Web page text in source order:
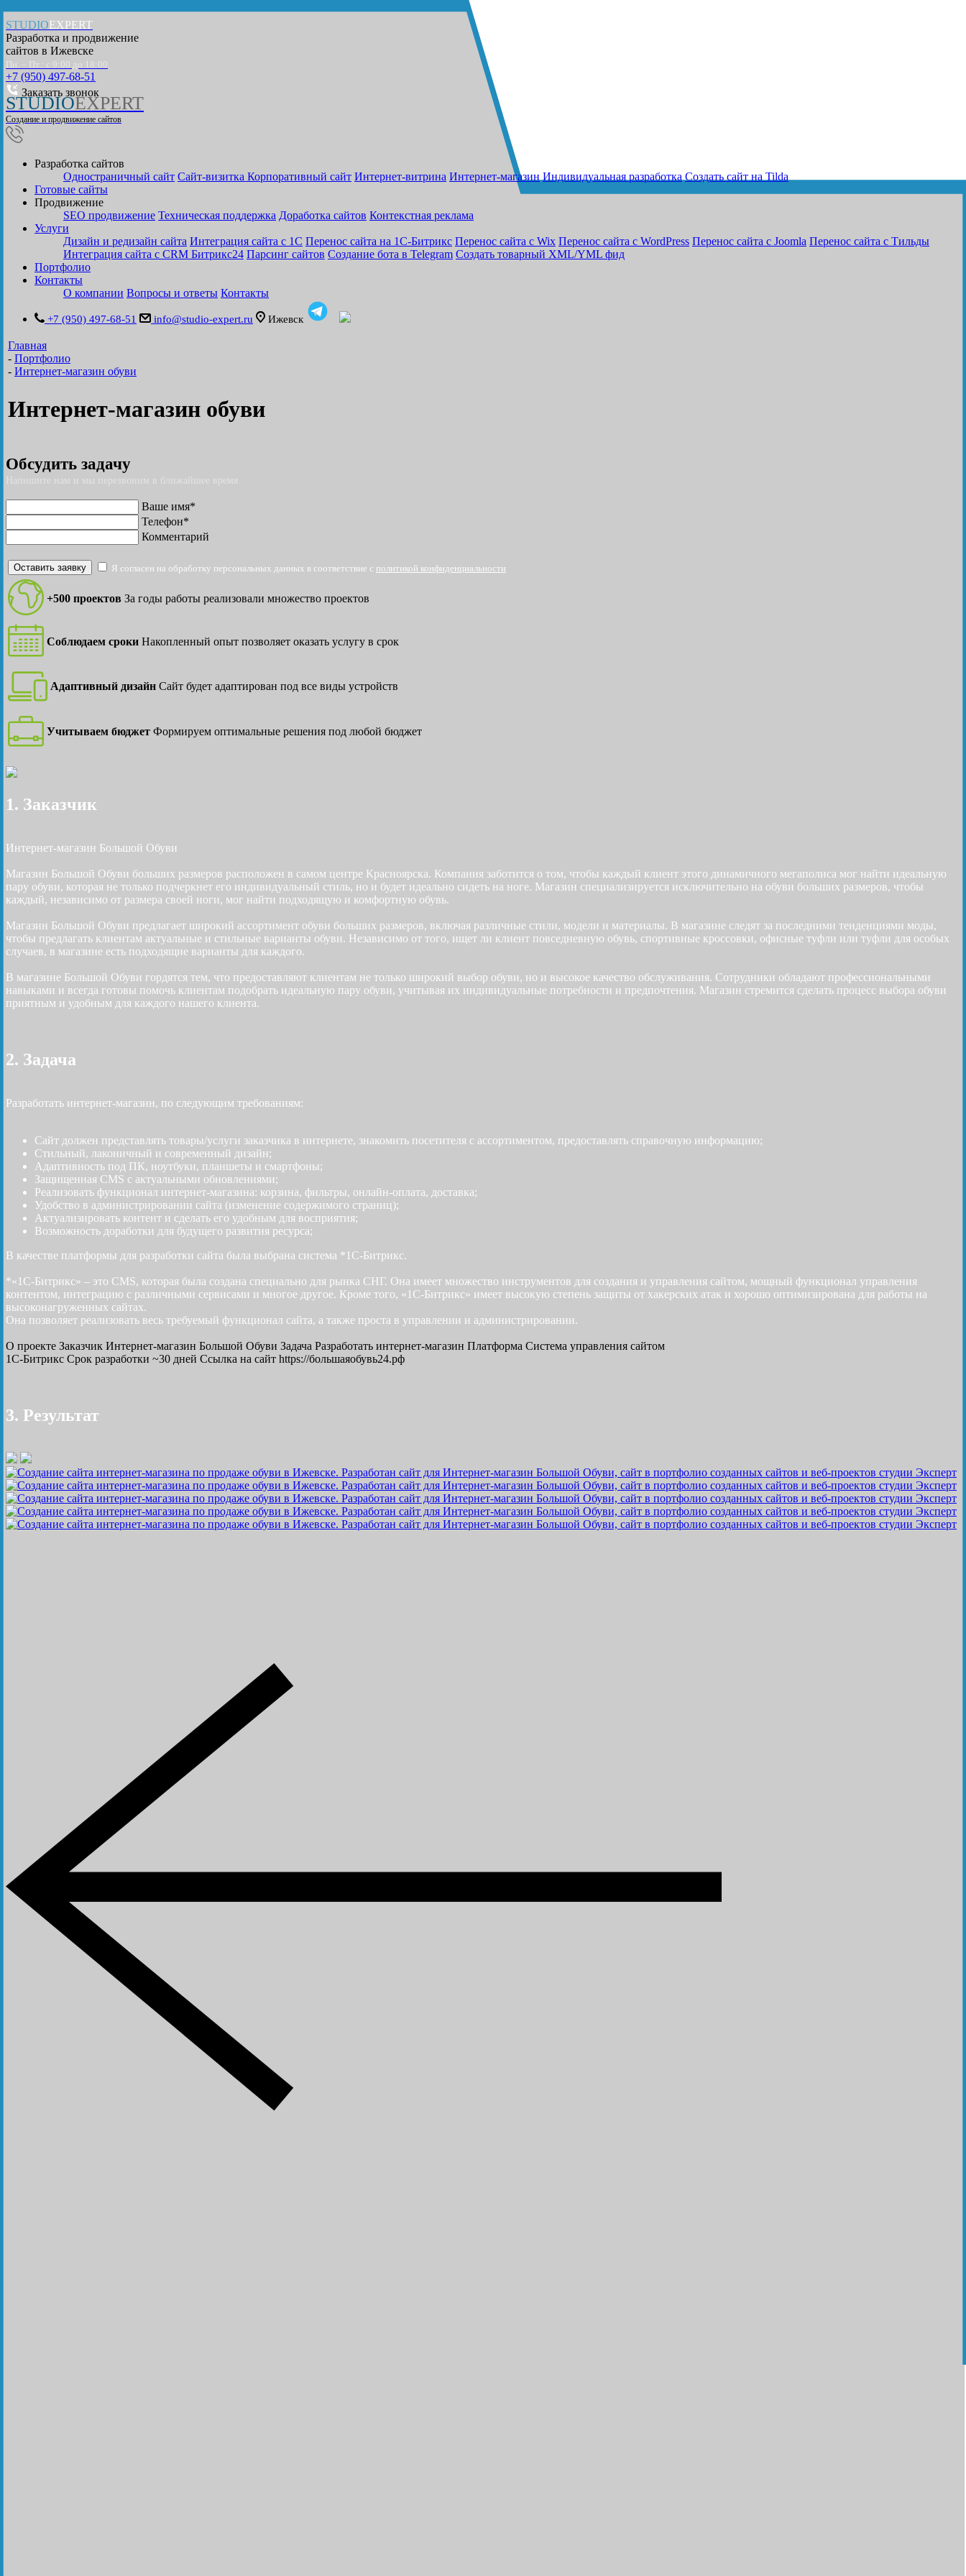
STUDIOEXPERT
Разработка и продвижение
сайтов в Ижевске
Пн. – Пт.: с 9:00 до 18:00
+7 (950) 497-68-51
Заказать звонок
STUDIOEXPERT
Создание и продвижение сайтов
Разработка сайтов
Одностраничный сайт Cайт-визитка Корпоративный сайт Интернет-витрина Интернет-магазин Индивидуальная разработка Создать сайт на Tilda
Готовые сайты
Продвижение
SEO продвижение Техническая поддержка Доработка сайтов Контекстная реклама
Услуги
Дизайн и редизайн сайта Интеграция сайта с 1С Перенос сайта на 1С-Битрикс Перенос сайта с Wix Перенос сайта с WordPress Перенос сайта с Joomla Перенос сайта с Тильды
Интеграция сайта с CRM Битрикс24 Парсинг сайтов Создание бота в Telegram Создать товарный XML/YML фид
Портфолио
Контакты
О компании Вопросы и ответы Контакты
+7 (950) 497-68-51 info@studio-expert.ru Ижевск
Главная
- Портфолио
- Интернет-магазин обуви
Интернет-магазин обуви
Обсудить задачу
Напишите нам и мы перезвоним в ближайшее время
Ваше имя*
Телефон*
Комментарий
Оставить заявку Я согласен на обработку персональных данных в соответствие с политикой конфиденциальности
+500 проектов За годы работы реализовали множество проектов
Соблюдаем сроки Накопленный опыт позволяет оказать услугу в срок
Адаптивный дизайн Сайт будет адаптирован под все виды устройств
Учитываем бюджет Формируем оптимальные решения под любой бюджет
1. Заказчик
Интернет-магазин Большой Обуви
Магазин Большой Обуви больших размеров расположен в самом центре Красноярска. Компания заботится о том, чтобы каждый клиент этого динамичного мегаполиса мог найти идеальную
пару обуви, которая не только подчеркнет его индивидуальный стиль, но и будет идеально сидеть на ноге. Магазин специализируется исключительно на обуви больших размеров, чтобы
каждый, независимо от размера своей ноги, мог найти подходящую и комфортную обувь.
Магазин Большой Обуви предлагает широкий ассортимент обуви больших размеров, включая различные стили, модели и материалы. В магазине следят за последними тенденциями моды,
чтобы предлагать клиентам актуальные и стильные варианты обуви. Независимо от того, ищет ли клиент повседневную обувь, спортивные кроссовки, офисные туфли или туфли для особых
случаев, в магазине есть подходящие варианты для каждого.
В магазине Большой Обуви гордятся тем, что предоставляют клиентам не только широкий выбор обуви, но и высокое качество обслуживания. Сотрудники обладают профессиональными
навыками и всегда готовы помочь клиентам подобрать идеальную пару обуви, учитывая их индивидуальные потребности и предпочтения. Магазин стремится сделать процесс выбора обуви
приятным и удобным для каждого нашего клиента.
2. Задача
Разработать интернет-магазин, по следующим требованиям:
Сайт должен представлять товары/услуги заказчика в интернете, знакомить посетителя с ассортиментом, предоставлять справочную информацию;
Стильный, лаконичный и современный дизайн;
Адаптивность под ПК, ноутбуки, планшеты и смартфоны;
Защищенная CMS с актуальными обновлениями;
Реализовать функционал интернет-магазина: корзина, фильтры, онлайн-оплата, доставка;
Удобство в администрировании сайта (изменение содержимого страниц);
Актуализировать контент и сделать его удобным для восприятия;
Возможность доработки для будущего развития ресурса;
В качестве платформы для разработки сайта была выбрана система *1С-Битрикс.
*«1С-Битрикс» – это CMS, которая была создана специально для рынка СНГ. Она имеет множество инструментов для создания и управления сайтом, мощный функционал управления
контентом, интеграцию с различными сервисами и многое другое. Кроме того, «1С-Битрикс» имеет высокую степень защиты от хакерских атак и хорошо оптимизирована для работы на
высоконагруженных сайтах.
Она позволяет реализовать весь требуемый функционал сайта, а также проста в управлении и администрировании.
О проекте Заказчик Интернет-магазин Большой Обуви Задача Разработать интернет-магазин Платформа Система управления сайтом
1С-Битрикс Срок разработки ~30 дней Ссылка на сайт https://большаяобувь24.рф
3. Результат